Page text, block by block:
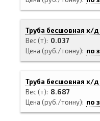
Труба бесшовная х/д
Вес (т)
0.037
Цена (руб./тонну)
по
Труба бесшовная х/д
Вес (т)
8.687
Цена (руб./тонну)
по